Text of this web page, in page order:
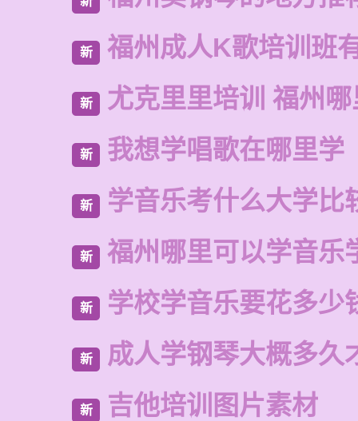
新 福州成人K歌培训班
新 尤克里里培训 福州
新 我想学唱歌在哪里学
新 学音乐考什么大学比
新 福州哪里可以学音乐
新 学校学音乐要花多少
新 成人学钢琴大概多久
新 吉他培训图片素材